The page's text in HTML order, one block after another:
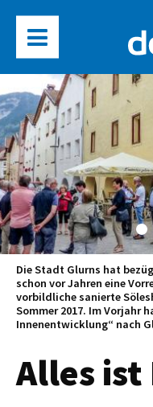
Die Stadt Glurns hat
schon vor Jahren eine
vorbildliche sanierte
Sommer 2017. Im Vorjahr
Innenentwicklung“ nach
Alles ist